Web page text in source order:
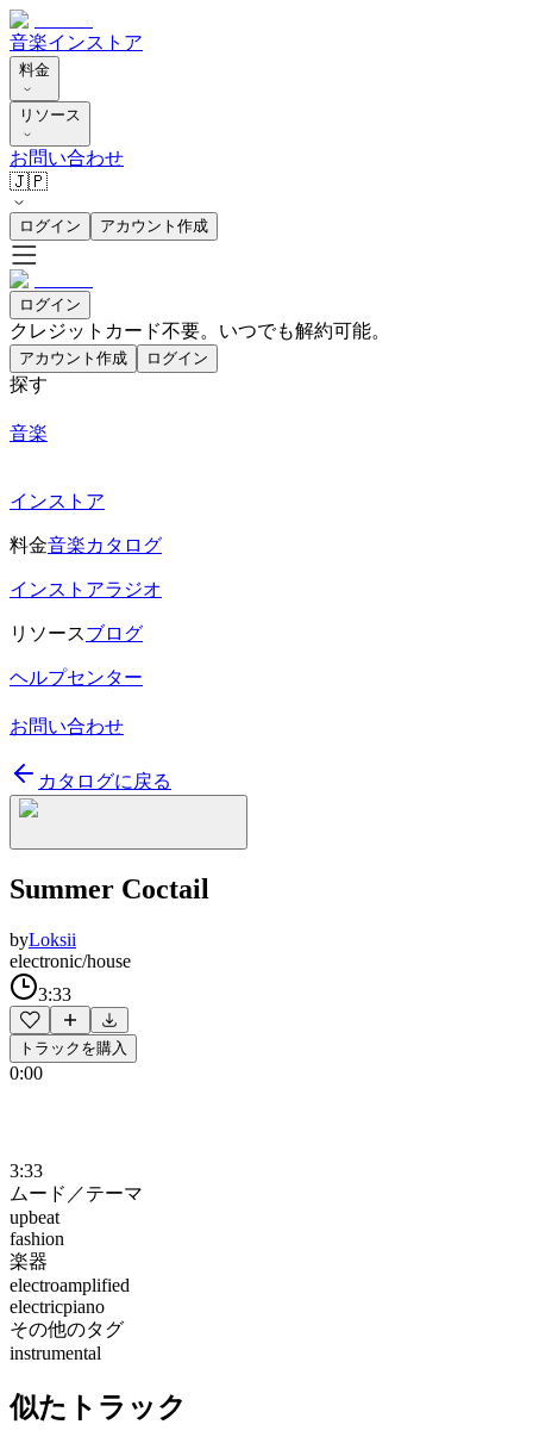
音楽インストア
料金
リソース
お問い合わせ
🇯🇵
ログイン アカウント作成
ログイン
クレジットカード不要。いつでも解約可能。
アカウント作成 ログイン
探す
音楽
インストア
料金音楽カタログ
インストアラジオ
リソースブログ
ヘルプセンター
お問い合わせ
カタログに戻る
Summer Coctail
byLoksii
electronic/house
3:33
トラックを購入
0:00
3:33
ムード／テーマ
upbeat
fashion
楽器
electroamplified
electricpiano
その他のタグ
instrumental
似たトラック